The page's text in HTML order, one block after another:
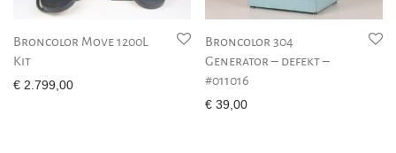
Broncolor Move 1200L
Kit
€ 2.799,00
Broncolor 304
Generator – defekt –
#011016
€ 39,00